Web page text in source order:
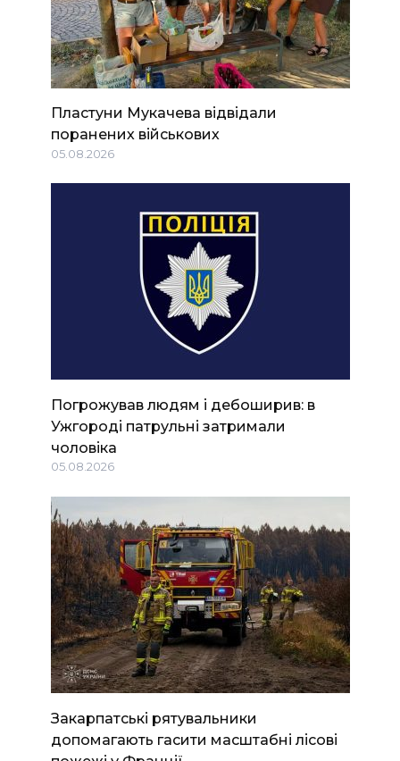
Пластуни Мукачева відвідали
поранених військових
05.08.2026
Погрожував людям і дебоширив: в
Ужгороді патрульні затримали
чоловіка
05.08.2026
Закарпатські рятувальники
допомагають гасити масштабні лісові